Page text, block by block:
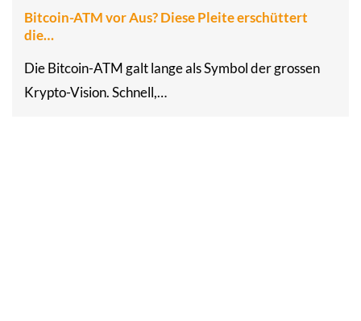
Bitcoin-ATM vor Aus? Diese Pleite erschüttert
die…
Die Bitcoin-ATM galt lange als Symbol der grossen
Krypto-Vision. Schnell,…